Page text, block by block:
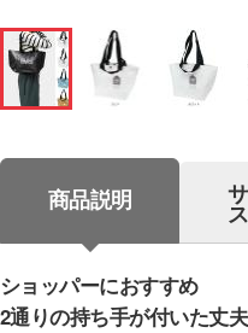
商品説明
ショッパーにおすすめ
2通りの持ち手が付いた丈